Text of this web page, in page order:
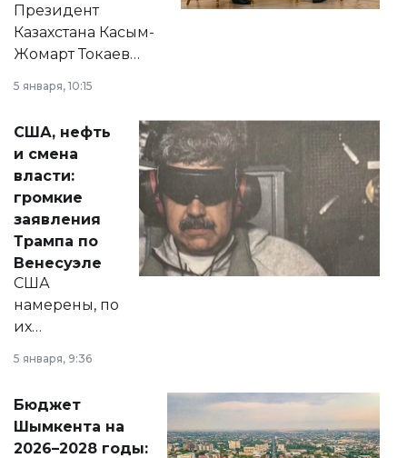
Президент
Казахстана Касым-
Жомарт Токаев
сразу несколько
актуальных тем —
от слухов о
политических
реформах до
вопросов армии,
экономики и
личного здоровья.
5 января, 10:15
США, нефть
и смена
власти:
громкие
заявления
Трампа по
Венесуэле
США
намерены, по
их
принести
народу
Венесуэлы.
5 января, 9:36
Бюджет
Шымкента на
2026–2028 годы: